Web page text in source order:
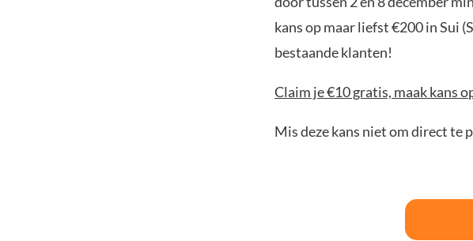
kans op maar liefst €200 in Sui
bestaande klanten!
Claim je €10 gratis, maak kans
Mis deze kans niet om direct te